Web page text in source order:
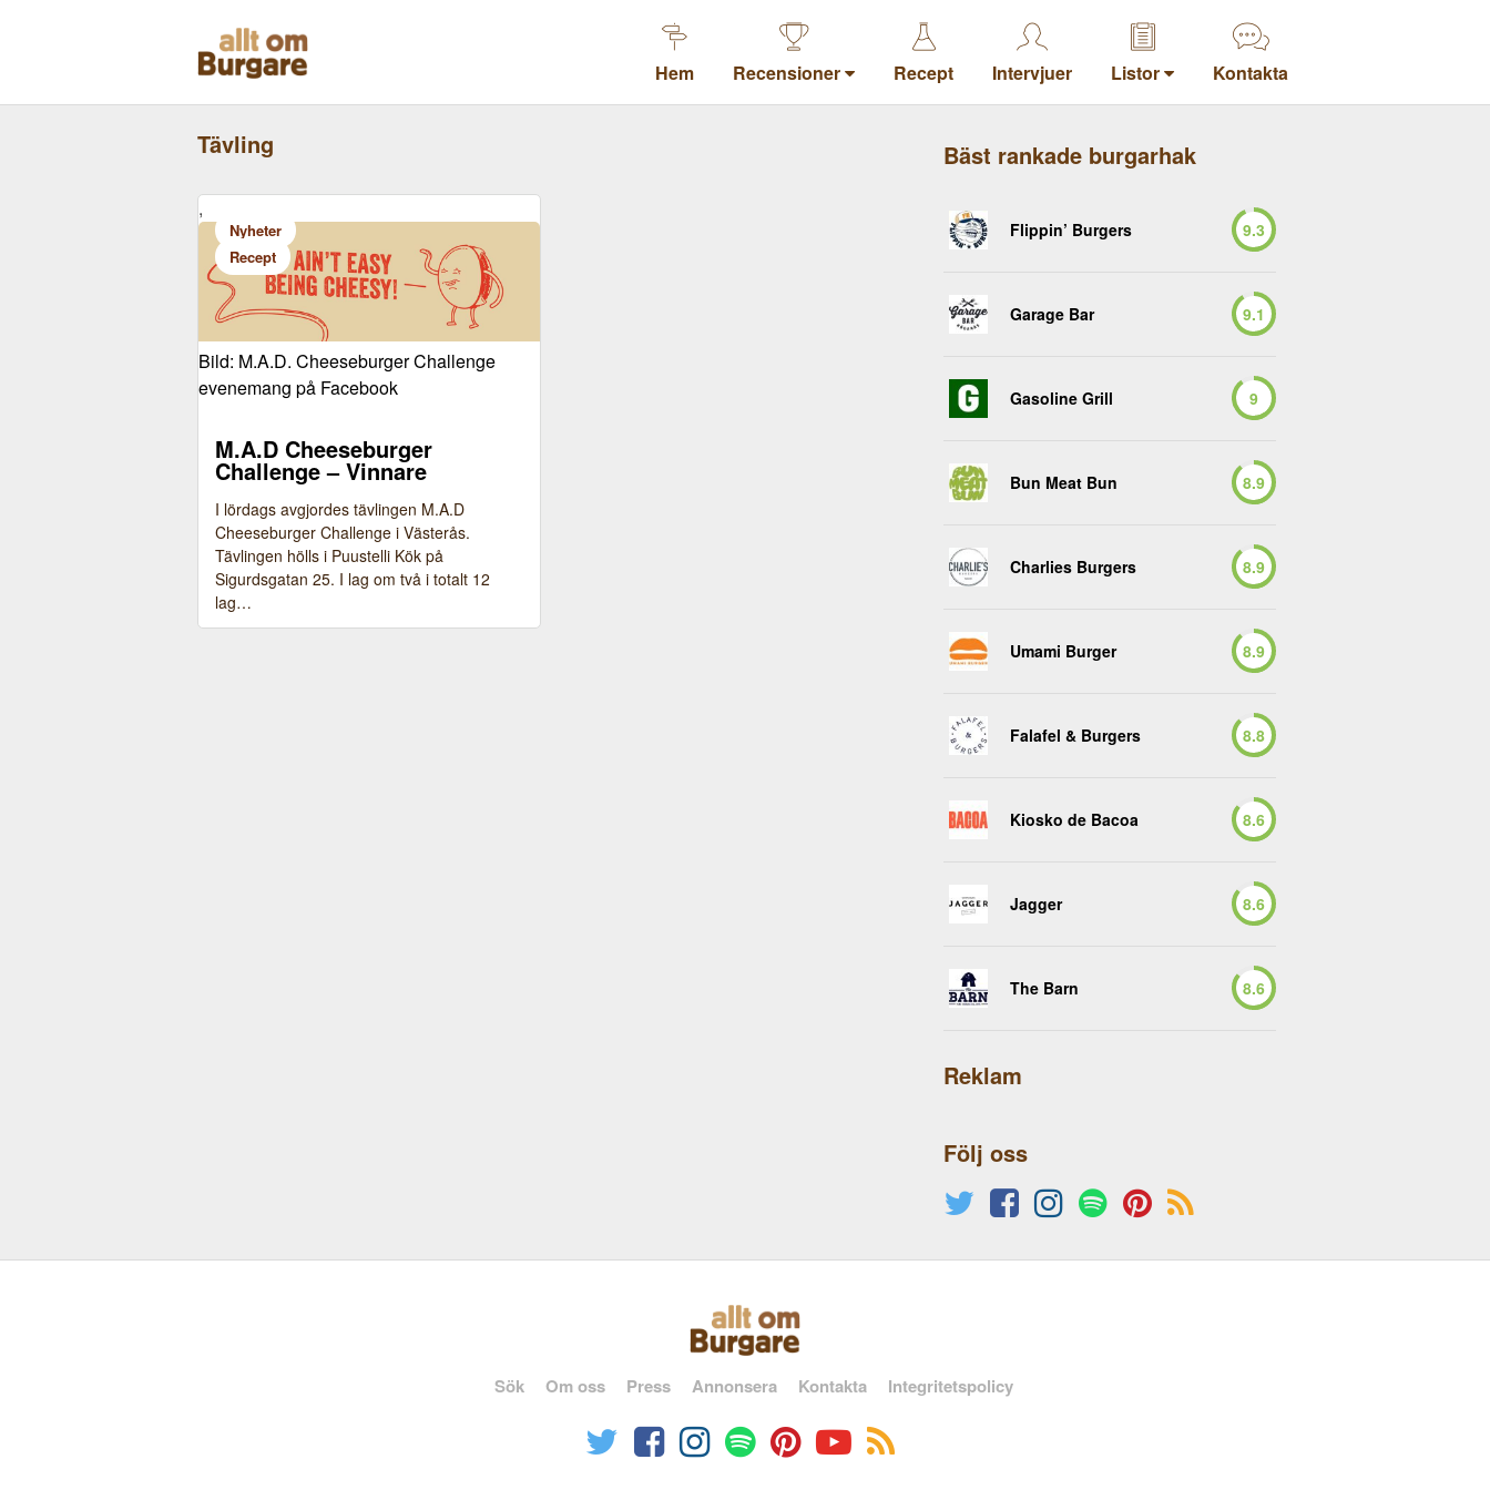
Hem Recensioner Recept Intervjuer Listor Kontakta
Tävling
Nyheter
,
Recept
Bild: M.A.D. Cheeseburger Challenge
evenemang på Facebook
M.A.D Cheeseburger
Challenge – Vinnare
I lördags avgjordes tävlingen M.A.D
Cheeseburger Challenge i Västerås.
Tävlingen hölls i Puustelli Kök på
Sigurdsgatan 25. I lag om två i totalt 12
lag…
Bäst rankade burgarhak
Flippin’ Burgers 9.3
Garage Bar 9.1
Gasoline Grill 9
Bun Meat Bun 8.9
Charlies Burgers 8.9
Umami Burger 8.9
Falafel & Burgers 8.8
Kiosko de Bacoa 8.6
Jagger 8.6
The Barn 8.6
Reklam
Följ oss
Sök Om oss Press Annonsera Kontakta Integritetspolicy